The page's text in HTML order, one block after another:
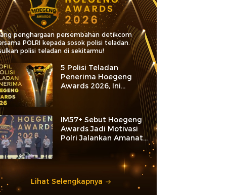
penghargaan persembahan detikcom
POLRI kepada sosok polisi teladan.
polisi teladan di sekitarmu!
5 Polisi Teladan
Penerima Hoegeng
Awards 2026, Ini
Kategori dan Kiprahnya
IM57+ Sebut Hoegeng
Awards Jadi Motivasi
Polri Jalankan Amanat
Lihat Selengkapnya